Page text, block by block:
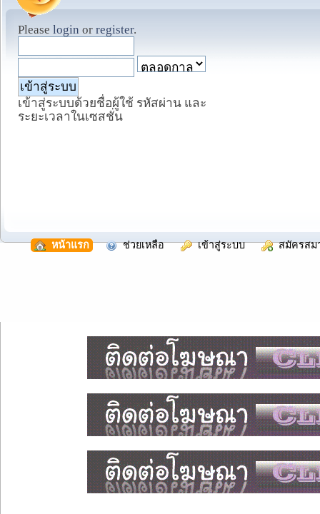
Please login or register.
เข้าสู่ระบบด้วยชื่อผู้ใช้ รหัสผ่าน และ
ระยะเวลาในเซสชั่น
หน้าแรก ช่วยเหลือ เข้าสู่ระบบ สมัครสม